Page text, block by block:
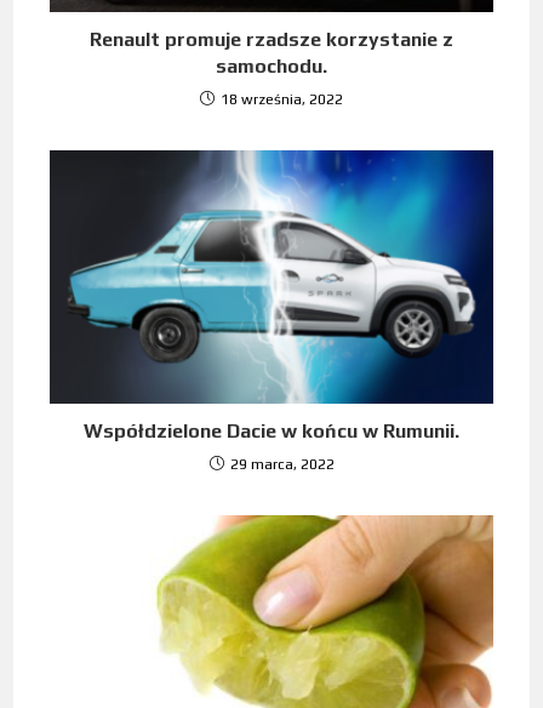
Renault promuje rzadsze korzystanie z
samochodu.
18 września, 2022
Współdzielone Dacie w końcu w Rumunii.
29 marca, 2022